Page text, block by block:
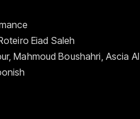
Eiad Saleh
Mahmoud Boushahri, Ascia Al